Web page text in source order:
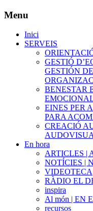
Menu
Inici
SERVEIS
GESTIÓ
GESTIÓN
BENESTAR
EINES PER
PARA
CREACIÓ
En hora
ARTICLES |
NOTÍCIES |
VIDEOTECA
RÀDIO EL
inspira
Al món | EN
recursos